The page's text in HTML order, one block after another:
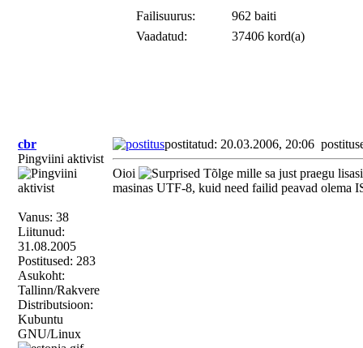
Failisuurus:
962 baiti
Vaadatud:
37406 kord(a)
cbr
Pingviini aktivist
Vanus: 38
Liitunud:
31.08.2005
Postitused: 283
Asukoht:
Tallinn/Rakvere
Distributsioon:
Kubuntu
GNU/Linux
postitatud: 20.03.2006, 20:06
Oioi
Tõlge mille sa just praegu
masinas UTF-8, kuid need failid peavad olema